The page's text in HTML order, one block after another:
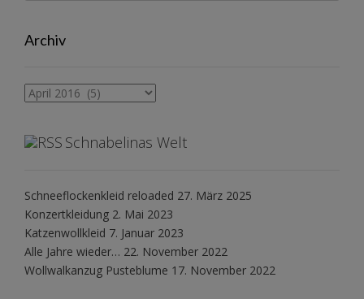
Archiv
Archiv
Schnabelinas Welt
Schneeflockenkleid reloaded 27. März 2025
Konzertkleidung 2. Mai 2023
Katzenwollkleid 7. Januar 2023
Alle Jahre wieder… 22. November 2022
Wollwalkanzug Pusteblume 17. November 2022